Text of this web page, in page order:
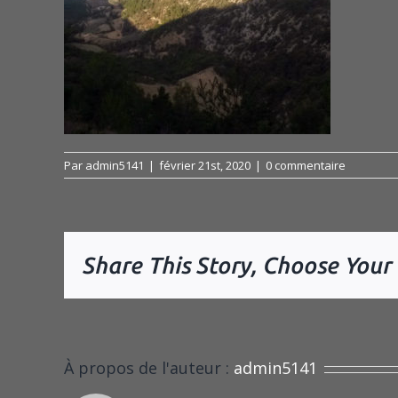
Par admin5141 | février 21st, 2020 | 0 commentaire
Share This Story, Choose
À propos de l'auteur : admin5141